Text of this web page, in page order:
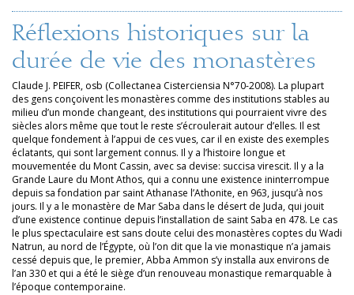
Réflexions historiques sur la
durée de vie des monastères
Claude J. PEIFER, osb (Collectanea Cisterciensia N°70-2008). La plupart
des gens conçoivent les monastères comme des institutions stables au
milieu d’un monde changeant, des institutions qui pourraient vivre des
siècles alors même que tout le reste s’écroulerait autour d’elles. Il est
quelque fondement à l’appui de ces vues, car il en existe des exemples
éclatants, qui sont largement connus. Il y a l’histoire longue et
mouvementée du Mont Cassin, avec sa devise: succisa virescit. Il y a la
Grande Laure du Mont Athos, qui a connu une existence ininterrompue
depuis sa fondation par saint Athanase l’Athonite, en 963, jusqu’à nos
jours. Il y a le monastère de Mar Saba dans le désert de Juda, qui jouit
d’une existence continue depuis l’installation de saint Saba en 478. Le cas
le plus spectaculaire est sans doute celui des monastères coptes du Wadi
Natrun, au nord de l’Égypte, où l’on dit que la vie monastique n’a jamais
cessé depuis que, le premier, Abba Ammon s’y installa aux environs de
l’an 330 et qui a été le siège d’un renouveau monastique remarquable à
l’époque contemporaine.